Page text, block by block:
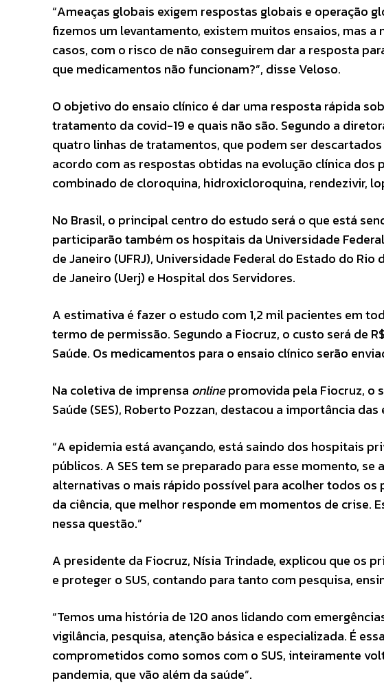
“Ameaças globais exigem respostas globais e operação
fizemos um levantamento, existem muitos ensaios, mas
casos, com o risco de não conseguirem dar a resposta
que medicamentos não funcionam?”, disse Veloso.
O objetivo do ensaio clínico é dar uma resposta rápida
tratamento da covid-19 e quais não são. Segundo a
quatro linhas de tratamentos, que podem ser
acordo com as respostas obtidas na evolução clínica dos
combinado de cloroquina, hidroxicloroquina, rendezivir,
No Brasil, o principal centro do estudo será o que está
participarão também os hospitais da Universidade
de Janeiro (UFRJ), Universidade Federal do Estado do
de Janeiro (Uerj) e Hospital dos Servidores.
A estimativa é fazer o estudo com 1,2 mil pacientes em
termo de permissão. Segundo a Fiocruz, o custo será de
Saúde. Os medicamentos para o ensaio clínico serão
Na coletiva de imprensa onlinepromovida pela Fiocruz, o
Saúde (SES), Roberto Pozzan, destacou a importância
“A epidemia está avançando, está saindo dos hospitais
públicos. A SES tem se preparado para esse momento,
alternativas o mais rápido possível para acolher todos
da ciência, que melhor responde em momentos de crise.
nessa questão.”
A presidente da Fiocruz, Nísia Trindade, explicou que os
e proteger o SUS, contando para tanto com pesquisa,
“Temos uma história de 120 anos lidando com
vigilância, pesquisa, atenção básica e especializada. É
comprometidos como somos com o SUS, inteiramente
pandemia, que vão além da saúde”.